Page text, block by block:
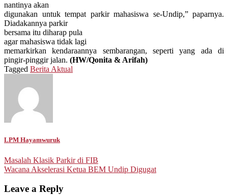
nantinya akan
digunakan untuk tempat parkir mahasiswa se-Undip,” paparnya.
Diadakannya parkir
bersama itu diharap pula
agarmahasiswa tidak lagi
memarkirkan kendaraannya sembarangan, seperti yang ada di
pingir-pinggir jalan. (HW/Qonita & Arifah)
Tagged Berita Aktual
LPM Hayamwuruk
Post
navigation
Masalah Klasik Parkir di FIB
Wacana Akselerasi Ketua BEM Undip Digugat
Leave a Reply